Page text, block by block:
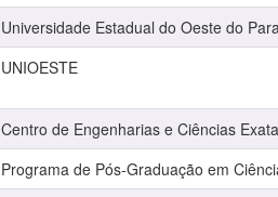
Universidade Estadual do Oeste do
UNIOESTE
Centro de Engenharias e Ciências
Programa de Pós-Graduação em